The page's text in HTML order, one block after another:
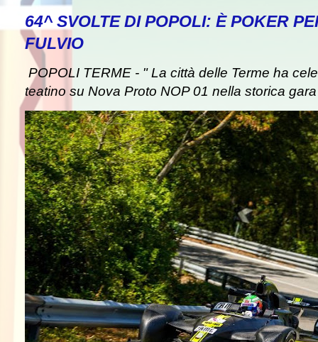
64^ SVOLTE DI POPOLI: È POKER
FULVIO
POPOLI TERME - " La città delle Terme ha
teatino su Nova Proto NOP 01 nella storica gara